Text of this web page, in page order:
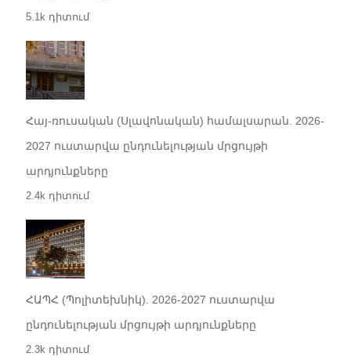
5.1k դիտում
Հայ-ռուսական (Սլավոնական) համալսարան. 2026-
2027 ուստարվա ընդունելության մրցույթի
արդյունքները
2.4k դիտում
ՀԱՊՀ (Պոլիտեխնիկ). 2026-2027 ուստարվա
ընդունելության մրցույթի արդյունքները
2.3k դիտում